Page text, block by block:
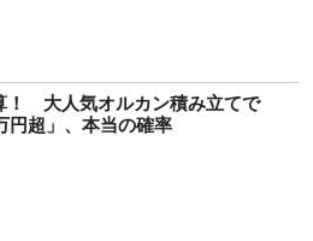
！ 大人気オルカン積み立てで
円超」、本当の確率